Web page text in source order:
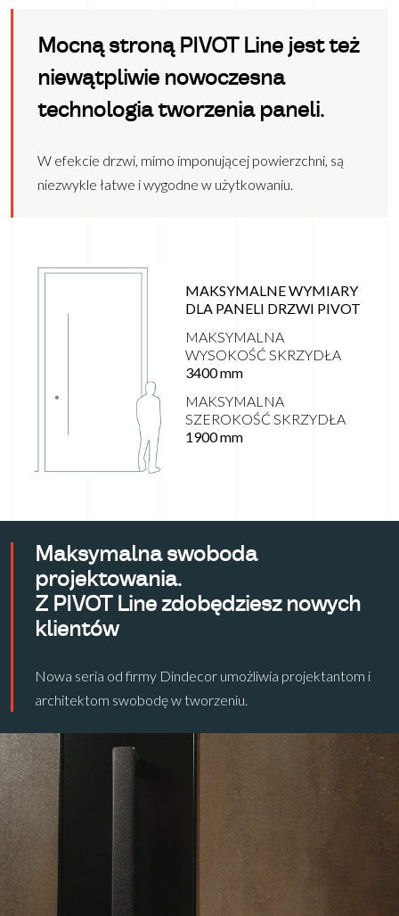
Mocną stroną PIVOT Line jest też
niewątpliwie nowoczesna
technologia tworzenia paneli.
W efekcie drzwi, mimo imponującej powierzchni, są
niezwykle łatwe i wygodne w użytkowaniu.
MAKSYMALNE WYMIARY
DLA PANELI DRZWI PIVOT
MAKSYMALNA
WYSOKOŚĆ SKRZYDŁA
3400 mm
MAKSYMALNA
SZEROKOŚĆ SKRZYDŁA
1900 mm
Maksymalna swoboda
projektowania.
Z PIVOT Line zdobędziesz nowych
klientów
Nowa seria od firmy Dindecor umożliwia projektantom i
architektom swobodę w tworzeniu.